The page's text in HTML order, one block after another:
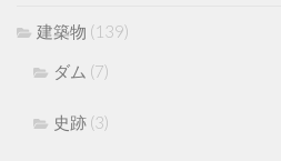
建築物 (139)
ダム (7)
史跡 (3)